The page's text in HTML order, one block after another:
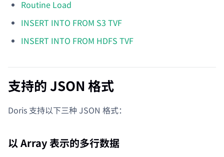
Routine Load
INSERT INTO FROM S3 TVF
INSERT INTO FROM HDFS TVF
支持的 JSON 格式
Doris 支持以下三种 JSON 格式：
以 Array 表示的多行数据